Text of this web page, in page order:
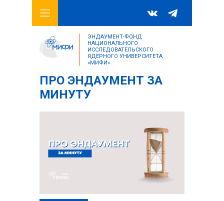
ЭНДАУМЕНТ-ФОНД
НАЦИОНАЛЬНОГО
ИССЛЕДОВАТЕЛЬСКОГО
ЯДЕРНОГО УНИВЕРСИТЕТА
«МИФИ»
ПРО ЭНДАУМЕНТ ЗА
МИНУТУ